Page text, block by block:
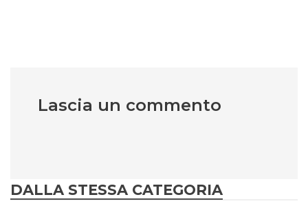
Lascia un commento
DALLA STESSA CATEGORIA